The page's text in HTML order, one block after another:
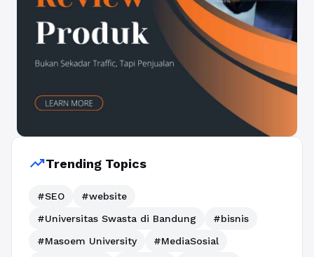
trending_upTrending Topics
#SEO
#website
#Universitas Swasta di Bandung
#bisnis
#Masoem University
#MediaSosial